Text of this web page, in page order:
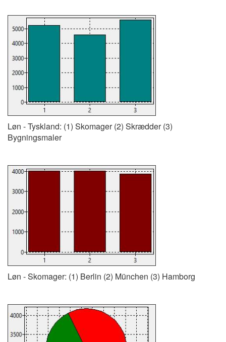
Løn - Tyskland: (1) Skomager (2) Skrædder (3)
Bygningsmaler
Løn - Skomager: (1) Berlin (2) München (3) Hamborg